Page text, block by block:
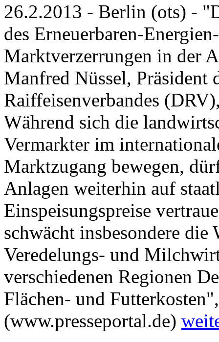
26.2.2013 - Berlin (ots) -
des Erneuerbaren-
Marktverzerrungen in der
Manfred Nüssel, Präsident
Raiffeisenverbandes
Während sich die
Vermarkter im
Marktzugang bewegen,
Anlagen weiterhin auf
Einspeisungspreise
schwächt insbesondere die
Veredelungs- und
verschiedenen Regionen
Flächen- und
(www.presseportal.de)